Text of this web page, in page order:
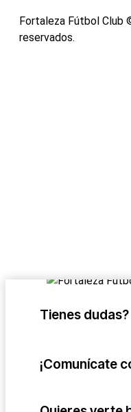
Fortaleza Fútbol Club
reservados.
Tienes dudas?
¡Comunícate